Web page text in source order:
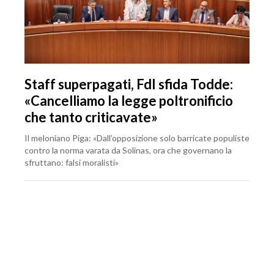
Staff superpagati, FdI sfida Todde:
«Cancelliamo la legge poltronificio
che tanto criticavate»
Il meloniano Piga: «Dall’opposizione solo barricate populiste
contro la norma varata da Solinas, ora che governano la
sfruttano: falsi moralisti»